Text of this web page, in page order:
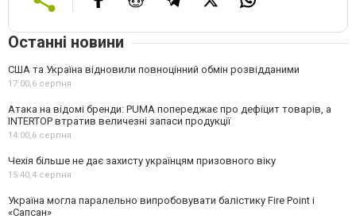
Останні новини
США та Україна відновили повноцінний обмін розвідданими
17:00,6 серпня
Атака на відомі бренди: PUMA попереджає про дефіцит товарів, а
INTERTOP втратив величезні запаси продукції
14:00,6 серпня
Чехія більше не дає захисту українцям призовного віку
15:40,4 серпня
Україна могла паралельно випробовувати балістику Fire Point і
«Сапсан»